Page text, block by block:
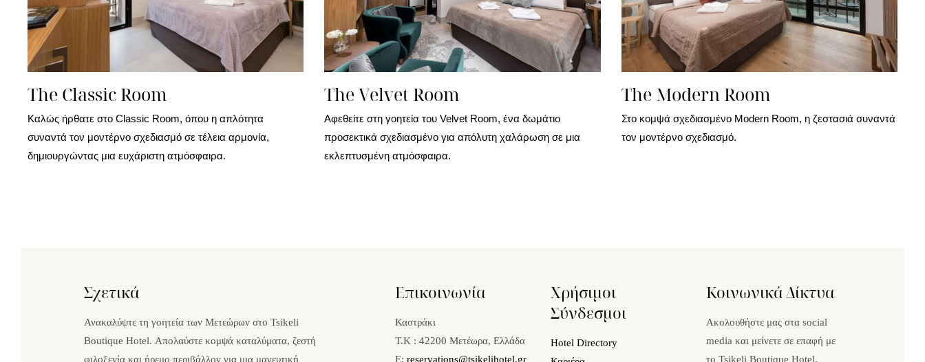
The Classic Room
Καλώς ήρθατε στο Classic Room, όπου η απλότητα
συναντά τον μοντέρνο σχεδιασμό σε τέλεια αρμονία,
δημιουργώντας μια ευχάριστη ατμόσφαιρα.
The Velvet Room
Αφεθείτε στη γοητεία του Velvet Room, ένα δωμάτιο
προσεκτικά σχεδιασμένο για απόλυτη χαλάρωση σε μια
εκλεπτυσμένη ατμόσφαιρα.
The Modern Room
Στο κομψά σχεδιασμένο Modern Room, η ζεστασιά συναντά
τον μοντέρνο σχεδιασμό.
Σχετικά
Ανακαλύψτε τη γοητεία των Μετεώρων στο Tsikeli
Boutique Hotel. Απολαύστε κομψά καταλύματα, ζεστή
φιλοξενία και ήρεμο περιβάλλον για μια μαγευτική
Επικοινωνία
Καστράκι
Τ.Κ : 42200 Μετέωρα, Ελλάδα
E: reservations@tsikelihotel.gr
Χρήσιμοι
Σύνδεσμοι
Hotel Directory
Κοινωνικά Δίκτυα
Ακολουθήστε μας στα social
media και μείνετε σε επαφή με
το Tsikeli Boutique Hotel.